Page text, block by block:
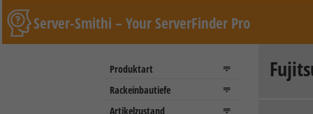
Server-Smithi – Your ServerFinder Pro